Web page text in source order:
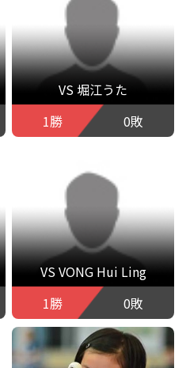
VS 堀江うた
1勝
0敗
VS VONG Hui Ling
1勝
0敗